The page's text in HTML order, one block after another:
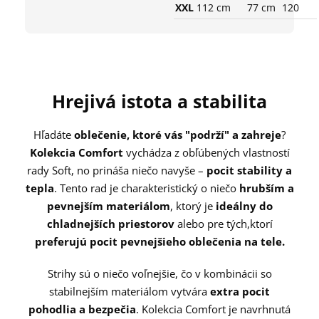
XXL 112 cm 77 cm 120
Hrejivá istota a stabilita
Hľadáte oblečenie, ktoré vás "podrží" a zahreje?
Kolekcia Comfort vychádza z obľúbených vlastností
rady Soft, no prináša niečo navyše – pocit stability a
tepla. Tento rad je charakteristický o niečo hrubším a
pevnejším materiálom, ktorý je ideálny do
chladnejších priestorov alebo pre tých,ktorí
preferujú pocit pevnejšieho oblečenia na tele.
Strihy sú o niečo voľnejšie, čo v kombinácii so
stabilnejším materiálom vytvára extra pocit
pohodlia a bezpečia. Kolekcia Comfort je navrhnutá